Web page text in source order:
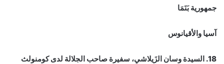
جمهورية بَنَمَا
آسيا والأقيانوس
18. السيدة وسان الزَيلاشي، سفيرة صاحب الجلالة لدى كومنولث